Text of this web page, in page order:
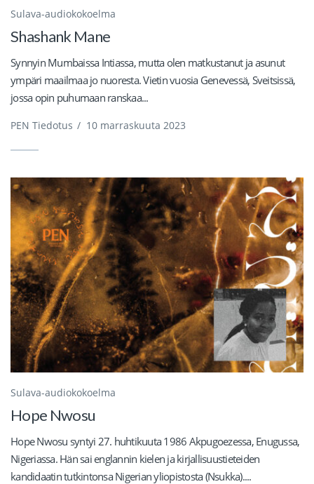
Sulava-audiokokoelma
Shashank Mane
Synnyin Mumbaissa Intiassa, mutta olen matkustanut ja asunut
ympäri maailmaa jo nuoresta. Vietin vuosia Genevessä, Sveitsissä,
jossa opin puhumaan ranskaa...
PEN Tiedotus / 10 marraskuuta 2023
Sulava-audiokokoelma
Hope Nwosu
Hope Nwosu syntyi 27. huhtikuuta 1986 Akpugoezessa, Enugussa,
Nigeriassa. Hän sai englannin kielen ja kirjallisuustieteiden
kandidaatin tutkintonsa Nigerian yliopistosta (Nsukka)....